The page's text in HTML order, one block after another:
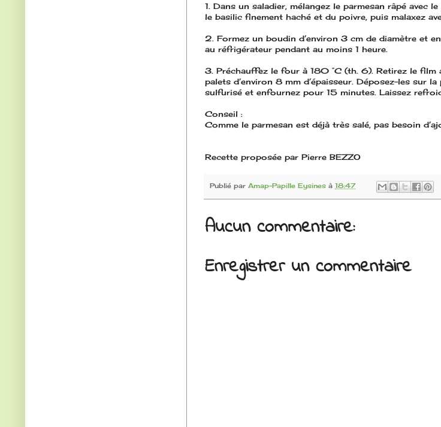
1. Dans un saladier, mélangez le parmesan râpé avec
le basilic finement haché et du poivre, puis malaxez
2. Formez un boudin d’environ 3 cm de diamètre et
au réfrigérateur pendant au moins 1 heure.
3. Préchauffez le four à 180 °C (th. 6). Retirez le film
palets d’environ 8 mm d’épaisseur. Déposez-les sur
sulfurisé et enfournez pour 15 minutes. Laissez
Conseil :
Comme le parmesan est déjà très salé, pas besoin
Recette proposée par Pierre BEZZO
Publié par Amap-Papille Eysines à 18:47
Aucun commentaire:
Enregistrer un commentaire